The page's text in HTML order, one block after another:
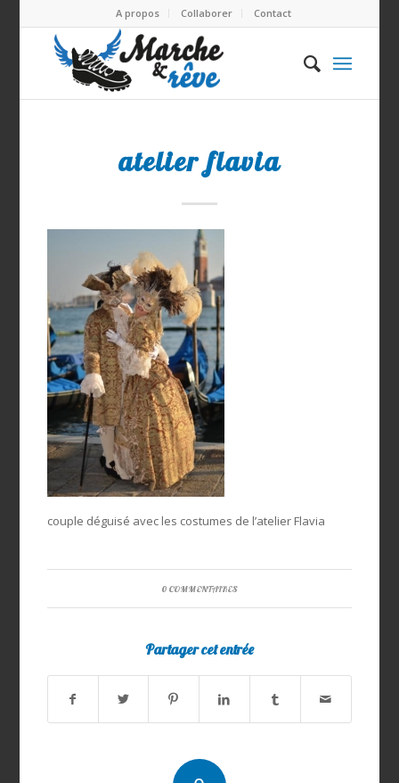
A propos Collaborer Contact
atelier flavia
couple déguisé avec les costumes de l’atelier Flavia
0 COMMENTAIRES
Partager cet entrée